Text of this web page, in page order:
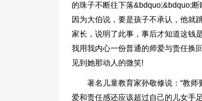
的珠子不断往下落&bdquo;&bdquo;
因为大伯说，要是孩子不承认，他就
家长，说明了此事，事后才知道这钱
我用我内心一份普通的师爱与责任换
见到她那动人的微笑!
著名儿童教育家孙敬修说：“教
爱和责任感还应该超过自己的儿女手